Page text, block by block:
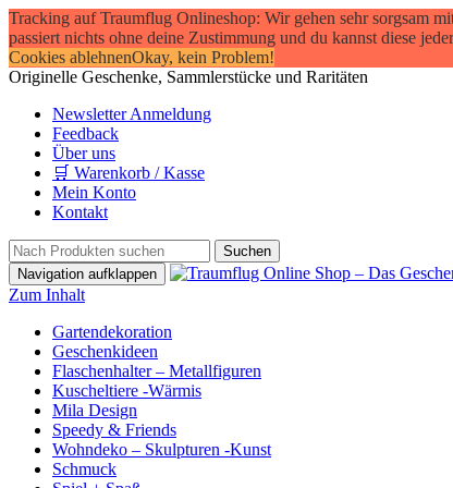
Tracking auf Traumflug Onlineshop: Wir gehen sehr sorgsam
passiert nichts ohne deine Zustimmung und du kannst diese
Cookies ablehnenOkay, kein Problem!
Originelle Geschenke, Sammlerstücke und Raritäten
Newsletter Anmeldung
Feedback
Über uns
🛒 Warenkorb / Kasse
Mein Konto
Kontakt
Navigation aufklappen
Zum Inhalt
Gartendekoration
Geschenkideen
Flaschenhalter – Metallfiguren
Kuscheltiere -Wärmis
Mila Design
Speedy & Friends
Wohndeko – Skulpturen -Kunst
Schmuck